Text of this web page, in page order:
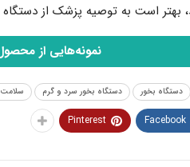
بهتر است به توصیه پزشک از
نمونه‌هایی از
دستگاه بخور دستگاه بخور سرد و گرم
Facebook
Pinterest